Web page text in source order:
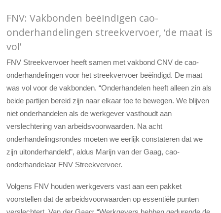
FNV: Vakbonden beëindigen cao-
onderhandelingen streekvervoer, ‘de maat is
vol’
FNV Streekvervoer heeft samen met vakbond CNV de cao-
onderhandelingen voor het streekvervoer beëindigd. De maat
was vol voor de vakbonden. “Onderhandelen heeft alleen zin als
beide partijen bereid zijn naar elkaar toe te bewegen. We blijven
niet onderhandelen als de werkgever vasthoudt aan
verslechtering van arbeidsvoorwaarden. Na acht
onderhandelingsrondes moeten we eerlijk constateren dat we
zijn uitonderhandeld”, aldus Marijn van der Gaag, cao-
onderhandelaar FNV Streekvervoer.
Volgens FNV houden werkgevers vast aan een pakket
voorstellen dat de arbeidsvoorwaarden op essentiële punten